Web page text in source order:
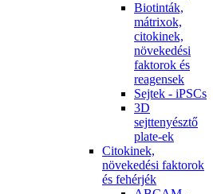
Biotinták,
mátrixok,
citokinek,
növekedési
faktorok és
reagensek
Sejtek - iPSCs
3D
sejttenyésztő
plate-ek
Citokinek,
növekedési faktorok
és fehérjék